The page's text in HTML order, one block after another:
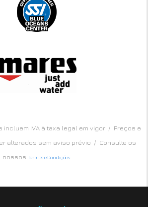
incluem IVA à taxa legal em vigor / Preços e
alterados sem aviso prévio / Consulte os
nossos Termos e Condições.